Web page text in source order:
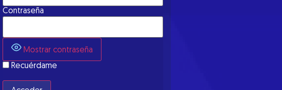
Contraseña
Mostrar contraseña
Recuérdame